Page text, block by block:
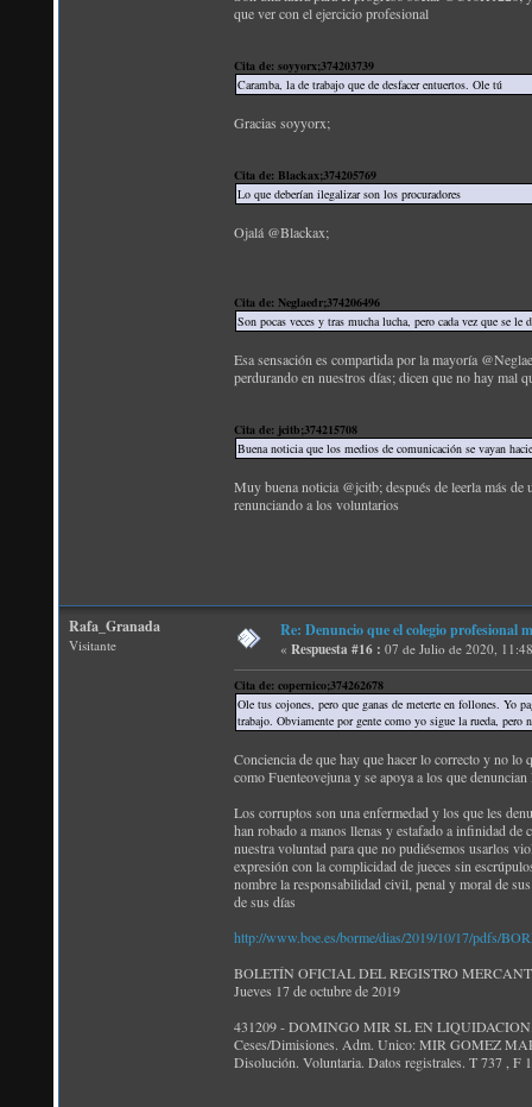
que ver con el ejercicio profesional
Cita de: soyyorx;374203739
Caramba, la de trabajo que de desfacer entuertos. Ole tú
Gracias soyyorx;
Cita de: Blackax;374205769
Lo que deberían ilegalizar son los procuradores
Ojalá @Blackax;
Cita de: Neglaedr;374206496
Son pocas veces y tras mucha lucha, pero cada vez que se
Esa sensación es compartida por la mayoría
perdurando en nuestros días; dicen que no hay mal
Cita de: jcitb;374215708
Buena noticia que los medios de comunicación se vayan
Muy buena noticia @jcitb; después de leerla más
renunciando a los voluntarios
Rafa_Granada
Visitante
Re: Denuncio que el colegio profesional
« Respuesta #16 : 07 de Julio de 2020,
Cita de: copernico;374262678
Ole tus cojones, pero que ganas de meterte en follones. Yo
trabajo. Obviamente por gente como yo sigue la rueda, pero
Conciencia de que hay que hacer lo correcto y no
como Fuenteovejuna y se apoya a los que
Los corruptos son una enfermedad y los que les
han robado a manos llenas y estafado a infinidad
nuestra voluntad para que no pudiésemos usarlos
expresión con la complicidad de jueces sin
nombre la responsabilidad civil, penal y moral de
de sus días
http://www.boe.es/borme/dias/2019/10/17/pdfs/
BOLETÍN OFICIAL DEL REGISTRO
Jueves 17 de octubre de 2019
431209 - DOMINGO MIR SL EN
Ceses/Dimisiones. Adm. Unico: MIR GOMEZ
Disolución. Voluntaria. Datos registrales. T 737 ,